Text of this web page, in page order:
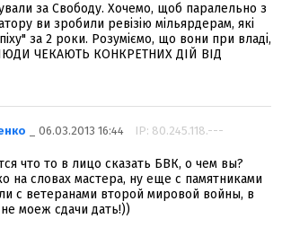
за Свободу. Хочемо, щоб паралельно з
ви зробили ревізію мільярдерам, які
за 2 роки. Розуміємо, що вони при владі,
ЧЕКАЮТЬ КОНКРЕТНИХ ДІЙ ВІД
_ 06.03.2013 16:44 IP: 80.245.118.---
что то в лицо сказать БВК, о чем вы?
на словах мастера, ну еще с памятниками
с ветеранами второй мировой войны, в
моеж сдачи дать!))